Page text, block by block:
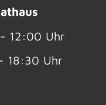
12:00 Uhr
18:30 Uhr